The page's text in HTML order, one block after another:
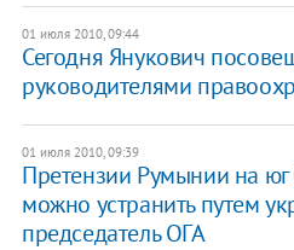
01 июля 2010, 09:44
Сегодня Янукович
руководителями
01 июля 2010, 09:39
Претензии Румынии на юг
можно устранить путем
председатель ОГА